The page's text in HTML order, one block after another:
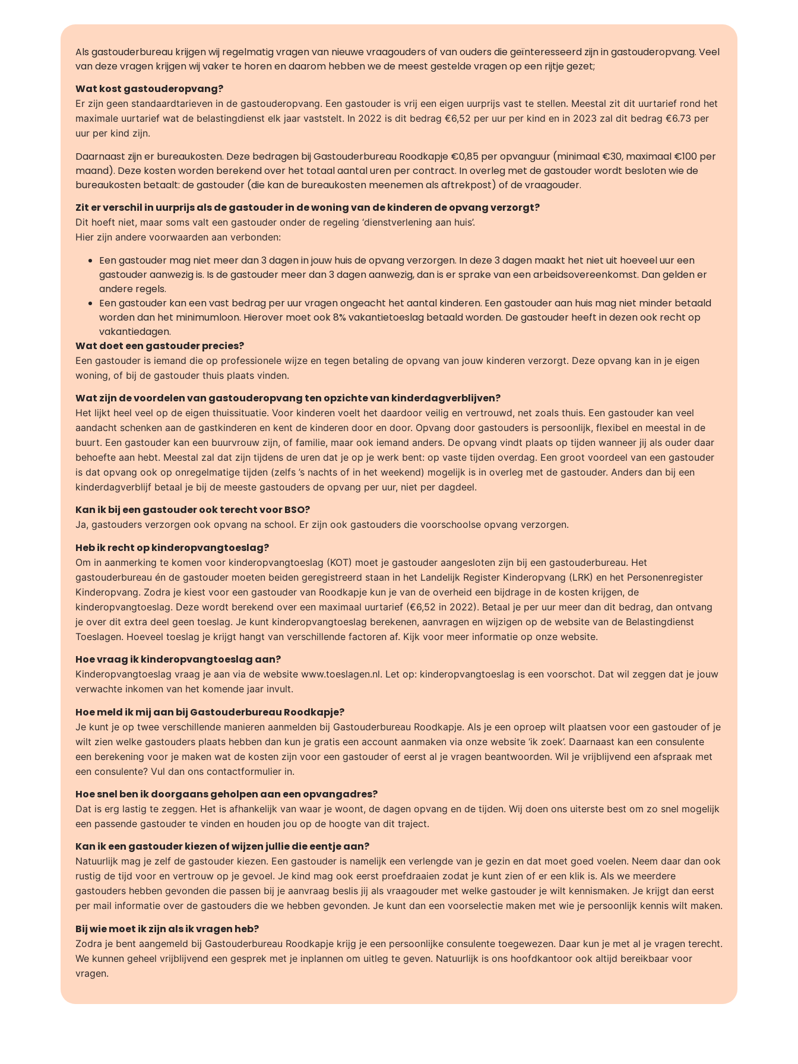
Als gastouderbureau krijgen wij regelmatig vragen van nieuwe vraagouders of van ouders die geïnteresseerd zijn in gastouderopvang. Veel
van deze vragen krijgen wij vaker te horen en daarom hebben we de meest gestelde vragen op een rijtje gezet;
Wat kost gastouderopvang?
Er zijn geen standaardtarieven in de gastouderopvang. Een gastouder is vrij een eigen uurprijs vast te stellen. Meestal zit dit uurtarief rond het
maximale uurtarief wat de belastingdienst elk jaar vaststelt. In 2022 is dit bedrag €6,52 per uur per kind en in 2023 zal dit bedrag €6.73 per
uur per kind zijn.
Daarnaast zijn er bureaukosten. Deze bedragen bij Gastouderbureau Roodkapje €0,85 per opvanguur (minimaal €30, maximaal €100 per
maand). Deze kosten worden berekend over het totaal aantal uren per contract. In overleg met de gastouder wordt besloten wie de
bureaukosten betaalt: de gastouder (die kan de bureaukosten meenemen als aftrekpost) of de vraagouder.
Zit er verschil in uurprijs als de gastouder in de woning van de kinderen de opvang verzorgt?
Dit hoeft niet, maar soms valt een gastouder onder de regeling ‘dienstverlening aan huis’.
Hier zijn andere voorwaarden aan verbonden:
Een gastouder mag niet meer dan 3 dagen in jouw huis de opvang verzorgen. In deze 3 dagen maakt het niet uit hoeveel uur een
gastouder aanwezig is. Is de gastouder meer dan 3 dagen aanwezig, dan is er sprake van een arbeidsovereenkomst. Dan gelden er
andere regels.
Een gastouder kan een vast bedrag per uur vragen ongeacht het aantal kinderen. Een gastouder aan huis mag niet minder betaald
worden dan het minimumloon. Hierover moet ook 8% vakantietoeslag betaald worden. De gastouder heeft in dezen ook recht op
vakantiedagen.
Wat doet een gastouder precies?
Een gastouder is iemand die op professionele wijze en tegen betaling de opvang van jouw kinderen verzorgt. Deze opvang kan in je eigen
woning, of bij de gastouder thuis plaats vinden.
Wat zijn de voordelen van gastouderopvang ten opzichte van kinderdagverblijven?
Het lijkt heel veel op de eigen thuissituatie. Voor kinderen voelt het daardoor veilig en vertrouwd, net zoals thuis. Een gastouder kan veel
aandacht schenken aan de gastkinderen en kent de kinderen door en door. Opvang door gastouders is persoonlijk, flexibel en meestal in de
buurt. Een gastouder kan een buurvrouw zijn, of familie, maar ook iemand anders. De opvang vindt plaats op tijden wanneer jij als ouder daar
behoefte aan hebt. Meestal zal dat zijn tijdens de uren dat je op je werk bent: op vaste tijden overdag. Een groot voordeel van een gastouder
is dat opvang ook op onregelmatige tijden (zelfs ’s nachts of in het weekend) mogelijk is in overleg met de gastouder. Anders dan bij een
kinderdagverblijf betaal je bij de meeste gastouders de opvang per uur, niet per dagdeel.
Kan ik bij een gastouder ook terecht voor BSO?
Ja, gastouders verzorgen ook opvang na school. Er zijn ook gastouders die voorschoolse opvang verzorgen.
Heb ik recht op kinderopvangtoeslag?
Om in aanmerking te komen voor kinderopvangtoeslag (KOT) moet je gastouder aangesloten zijn bij een gastouderbureau. Het
gastouderbureau én de gastouder moeten beiden geregistreerd staan in het Landelijk Register Kinderopvang (LRK) en het Personenregister
Kinderopvang. Zodra je kiest voor een gastouder van Roodkapje kun je van de overheid een bijdrage in de kosten krijgen, de
kinderopvangtoeslag. Deze wordt berekend over een maximaal uurtarief (€6,52 in 2022). Betaal je per uur meer dan dit bedrag, dan ontvang
je over dit extra deel geen toeslag. Je kunt kinderopvangtoeslag berekenen, aanvragen en wijzigen op de website van de Belastingdienst
Toeslagen. Hoeveel toeslag je krijgt hangt van verschillende factoren af. Kijk voor meer informatie op onze website.
Hoe vraag ik kinderopvangtoeslag aan?
Kinderopvangtoeslag vraag je aan via de website www.toeslagen.nl. Let op: kinderopvangtoeslag is een voorschot. Dat wil zeggen dat je jouw
verwachte inkomen van het komende jaar invult.
Hoe meld ik mij aan bij Gastouderbureau Roodkapje?
Je kunt je op twee verschillende manieren aanmelden bij Gastouderbureau Roodkapje. Als je een oproep wilt plaatsen voor een gastouder of je
wilt zien welke gastouders plaats hebben dan kun je gratis een account aanmaken via onze website ‘ik zoek’. Daarnaast kan een consulente
een berekening voor je maken wat de kosten zijn voor een gastouder of eerst al je vragen beantwoorden. Wil je vrijblijvend een afspraak met
een consulente? Vul dan ons contactformulier in.
Hoe snel ben ik doorgaans geholpen aan een opvangadres?
Dat is erg lastig te zeggen. Het is afhankelijk van waar je woont, de dagen opvang en de tijden. Wij doen ons uiterste best om zo snel mogelijk
een passende gastouder te vinden en houden jou op de hoogte van dit traject.
Kan ik een gastouder kiezen of wijzen jullie die eentje aan?
Natuurlijk mag je zelf de gastouder kiezen. Een gastouder is namelijk een verlengde van je gezin en dat moet goed voelen. Neem daar dan ook
rustig de tijd voor en vertrouw op je gevoel. Je kind mag ook eerst proefdraaien zodat je kunt zien of er een klik is. Als we meerdere
gastouders hebben gevonden die passen bij je aanvraag beslis jij als vraagouder met welke gastouder je wilt kennismaken. Je krijgt dan eerst
per mail informatie over de gastouders die we hebben gevonden. Je kunt dan een voorselectie maken met wie je persoonlijk kennis wilt maken.
Bij wie moet ik zijn als ik vragen heb?
Zodra je bent aangemeld bij Gastouderbureau Roodkapje krijg je een persoonlijke consulente toegewezen. Daar kun je met al je vragen terecht.
We kunnen geheel vrijblijvend een gesprek met je inplannen om uitleg te geven. Natuurlijk is ons hoofdkantoor ook altijd bereikbaar voor
vragen.